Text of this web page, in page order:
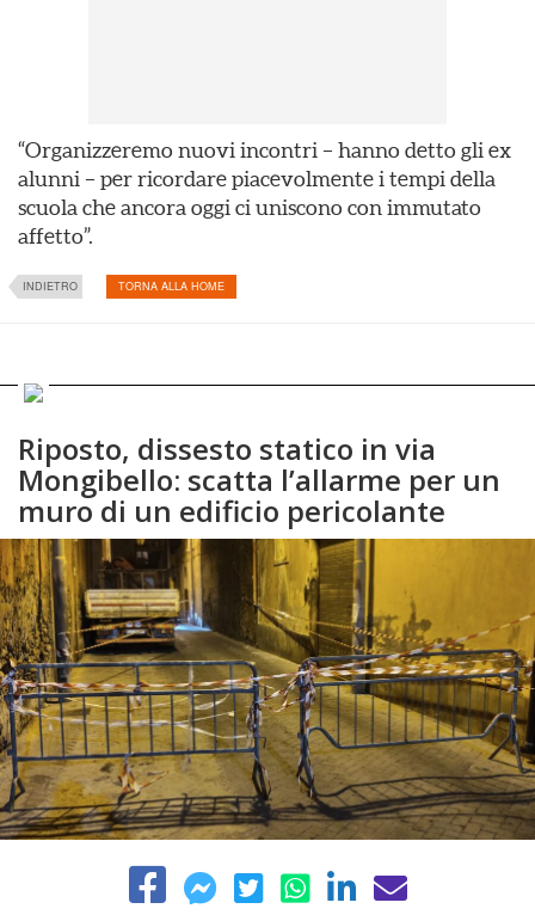
“Organizzeremo nuovi incontri – hanno detto gli ex
alunni – per ricordare piacevolmente i tempi della
scuola che ancora oggi ci uniscono con immutato
affetto”.
INDIETRO TORNA ALLA HOME
Riposto, dissesto statico in via
Mongibello: scatta l’allarme per un
muro di un edificio pericolante